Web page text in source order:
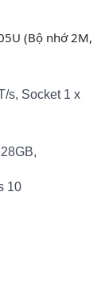
(Bộ nhớ 2M,
s, Socket 1 x
10